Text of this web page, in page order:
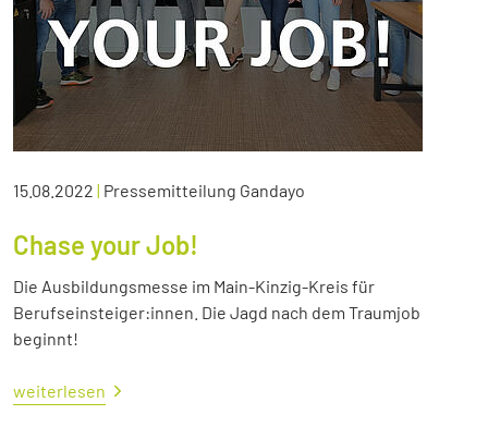
15.08.2022 | Pressemitteilung Gandayo
Chase your Job!
Die Ausbildungsmesse im Main-Kinzig-Kreis für
Berufseinsteiger:innen. Die Jagd nach dem Traumjob
beginnt!
weiterlesen